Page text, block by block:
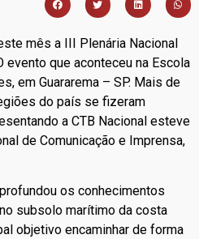
mês a III Plenária Nacional
evento que aconteceu na Escola
em Guararema – SP. Mais de
do país se fizeram
a CTB Nacional esteve
de Comunicação e Imprensa,
os conhecimentos
subsolo marítimo da costa
objetivo encaminhar de forma